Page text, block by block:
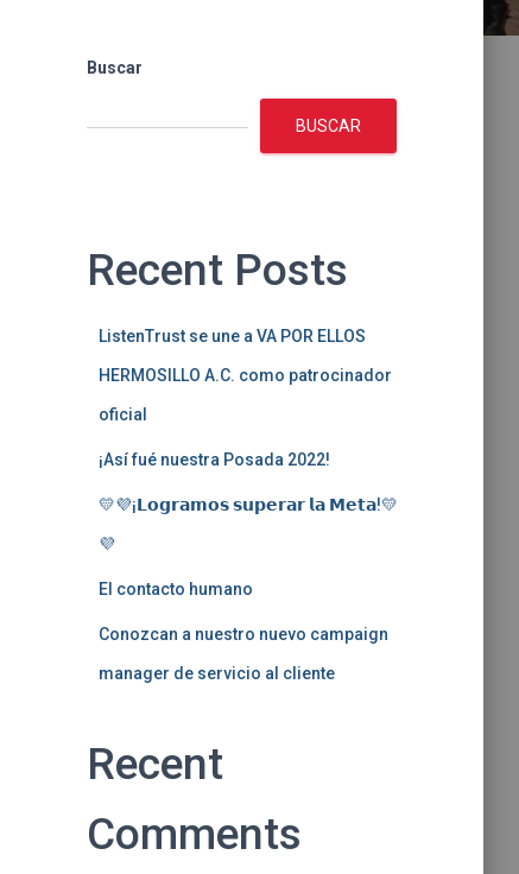
Buscar
BUSCAR
Recent Posts
ListenTrust se une a VA POR ELLOS
HERMOSILLO A.C. como patrocinador
oficial
¡Así fué nuestra Posada 2022!
💛💜¡𝗟𝗼𝗴𝗿𝗮𝗺𝗼𝘀 𝘀𝘂𝗽𝗲𝗿𝗮𝗿 𝗹𝗮 𝗠𝗲𝘁𝗮!💛
💜
El contacto humano
Conozcan a nuestro nuevo campaign
manager de servicio al cliente
Recent
Comments